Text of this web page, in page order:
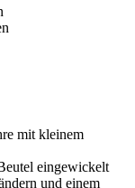
mit kleinem
eingewickelt
und einem